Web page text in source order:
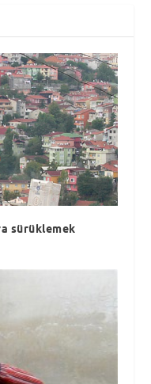
sürüklemek